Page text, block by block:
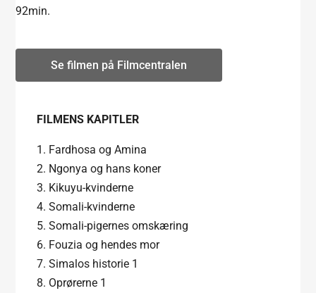
92min.
Se filmen på Filmcentralen
FILMENS KAPITLER
1. Fardhosa og Amina
2. Ngonya og hans koner
3. Kikuyu-kvinderne
4. Somali-kvinderne
5. Somali-pigernes omskæring
6. Fouzia og hendes mor
7. Simalos historie 1
8. Oprørerne 1